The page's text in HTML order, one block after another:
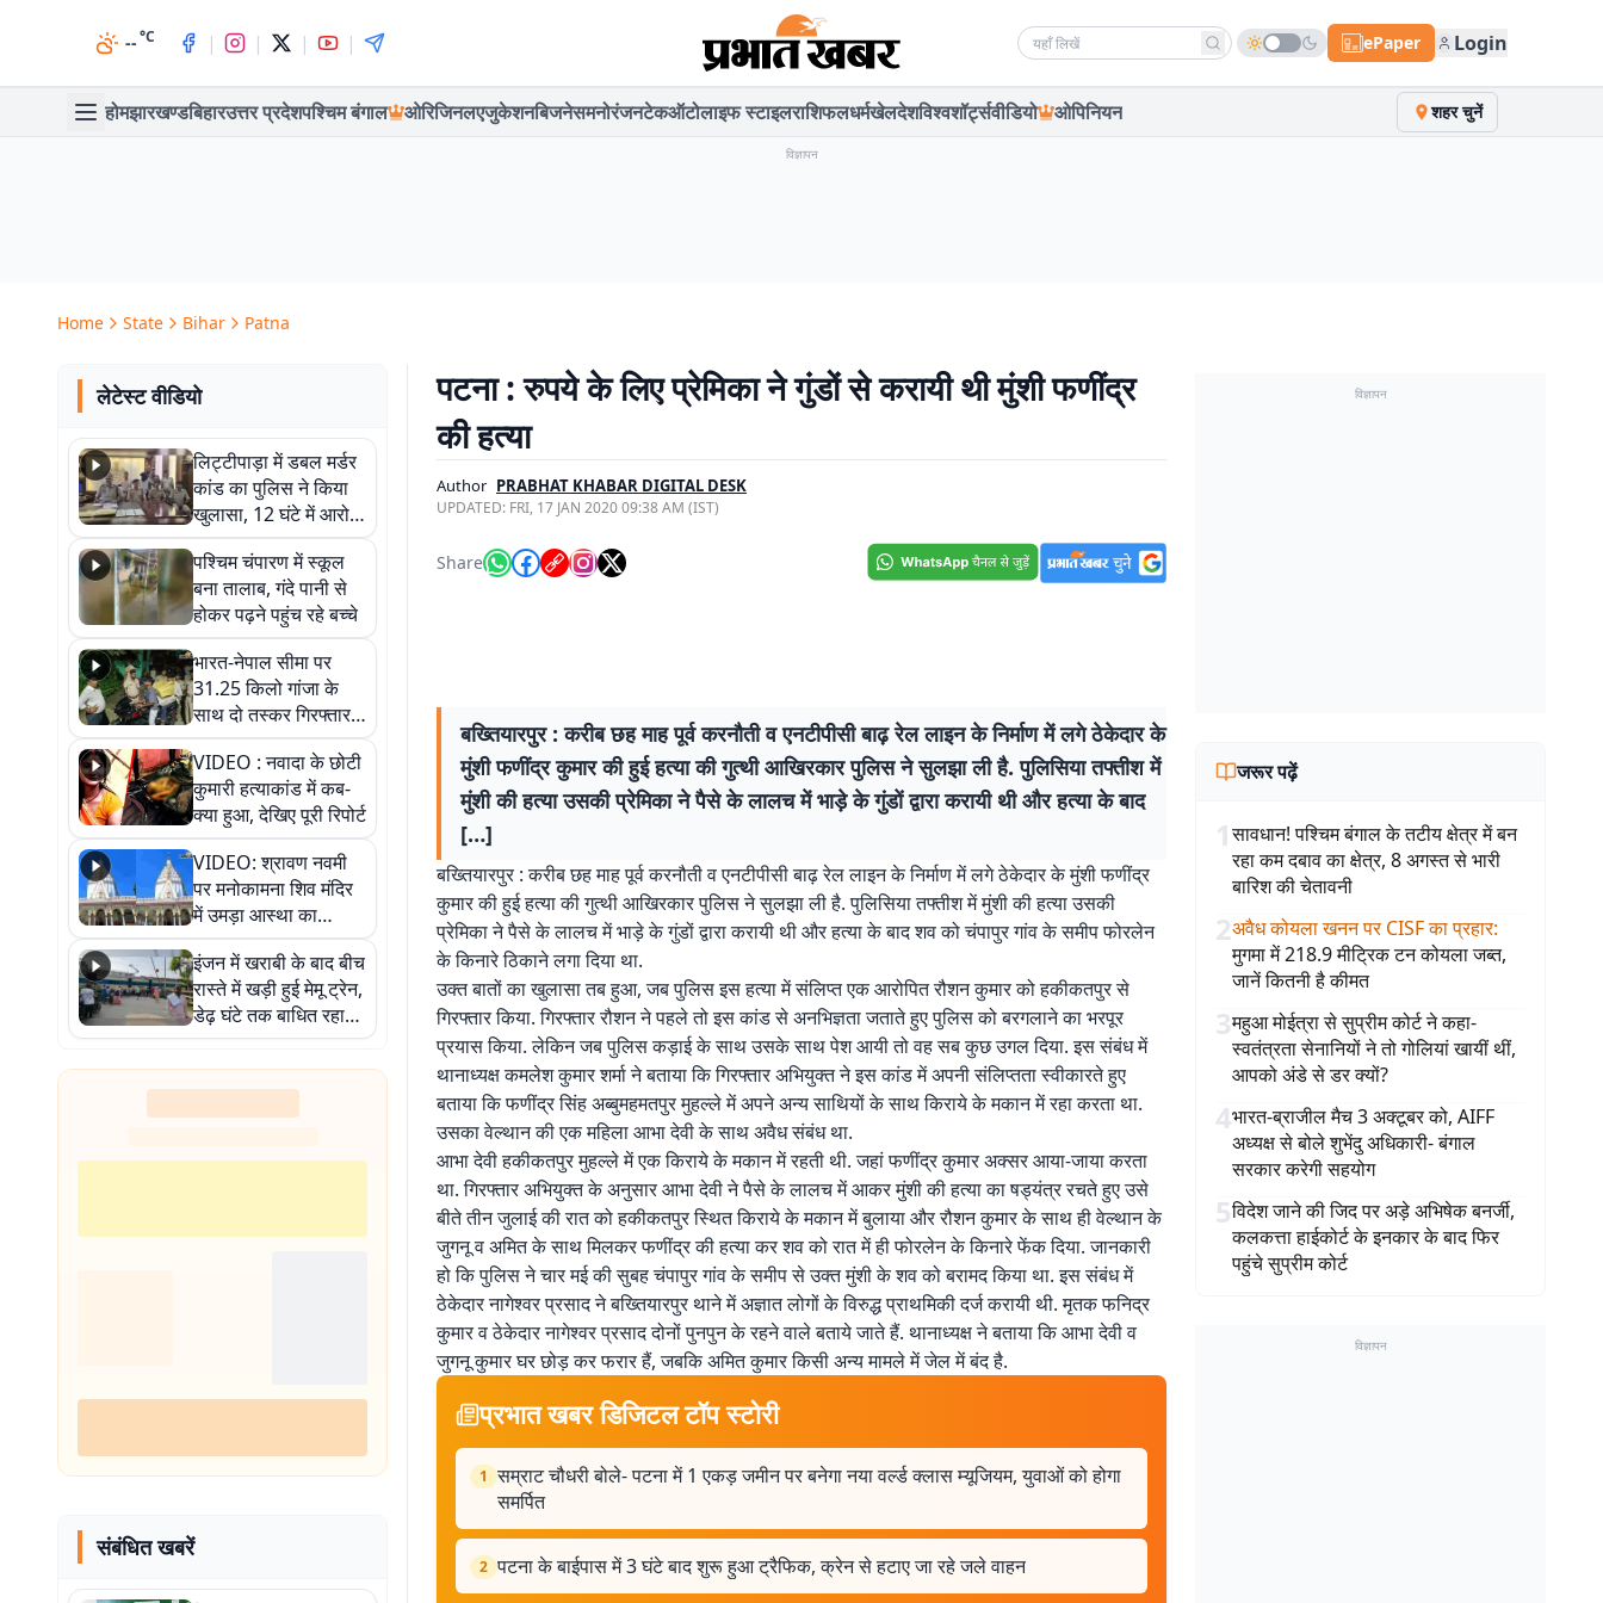
--°C | | | | Search news ePaper Login
होमझारखण्डबिहारउत्तर प्रदेशपश्चिम बंगाल ओरिजिनलएजुकेशनबिजनेसमनोरंजनटेकऑटोलाइफ स्टाइलराशिफलधर्मखेलदेशविश्वशॉर्ट्सवीडियो ओपिनियन शहर चुनें
विज्ञापन
Home State Bihar Patna
लेटेस्ट वीडियो
लिट्टीपाड़ा में डबल मर्डर
कांड का पुलिस ने किया
खुलासा, 12 घंटे में आरोपी
गिरफ्तार
पश्चिम चंपारण में स्कूल
बना तालाब, गंदे पानी से
होकर पढ़ने पहुंच रहे बच्चे
भारत-नेपाल सीमा पर
31.25 किलो गांजा के
साथ दो तस्कर गिरफ्तार,
नेपाली नंबर की बाइक
जब्त
VIDEO : नवादा के छोटी
कुमारी हत्याकांड में कब-
क्या हुआ, देखिए पूरी रिपोर्ट
VIDEO: श्रावण नवमी
पर मनोकामना शिव मंदिर
में उमड़ा आस्था का
सैलाब, हर-हर महादेव के
जयघोष से गूंजा परिसर
इंजन में खराबी के बाद बीच
रास्ते में खड़ी हुई मेमू ट्रेन,
डेढ़ घंटे तक बाधित रहा
आवागमन
संबंधित खबरें
पटना : रुपये के लिए प्रेमिका ने गुंडों से करायी थी मुंशी फणींद्र
की हत्या
Author PRABHAT KHABAR DIGITAL DESK
UPDATED: FRI, 17 JAN 2020 09:38 AM (IST)
Share
बख्तियारपुर : करीब छह माह पूर्व करनौती व एनटीपीसी बाढ़ रेल लाइन के निर्माण में लगे ठेकेदार के
मुंशी फणींद्र कुमार की हुई हत्या की गुत्थी आखिरकार पुलिस ने सुलझा ली है. पुलिसिया तफ्तीश में
मुंशी की हत्या उसकी प्रेमिका ने पैसे के लालच में भाड़े के गुंडों द्वारा करायी थी और हत्या के बाद
[…]
बख्तियारपुर : करीब छह माह पूर्व करनौती व एनटीपीसी बाढ़ रेल लाइन के निर्माण में लगे ठेकेदार के मुंशी फणींद्र
कुमार की हुई हत्या की गुत्थी आखिरकार पुलिस ने सुलझा ली है. पुलिसिया तफ्तीश में मुंशी की हत्या उसकी
प्रेमिका ने पैसे के लालच में भाड़े के गुंडों द्वारा करायी थी और हत्या के बाद शव को चंपापुर गांव के समीप फोरलेन
के किनारे ठिकाने लगा दिया था.
उक्त बातों का खुलासा तब हुआ, जब पुलिस इस हत्या में संलिप्त एक आरोपित रौशन कुमार को हकीकतपुर से
गिरफ्तार किया. गिरफ्तार रौशन ने पहले तो इस कांड से अनभिज्ञता जताते हुए पुलिस को बरगलाने का भरपूर
प्रयास किया. लेकिन जब पुलिस कड़ाई के साथ उसके साथ पेश आयी तो वह सब कुछ उगल दिया. इस संबंध में
थानाध्यक्ष कमलेश कुमार शर्मा ने बताया कि गिरफ्तार अभियुक्त ने इस कांड में अपनी संलिप्तता स्वीकारते हुए
बताया कि फणींद्र सिंह अब्बुमहमतपुर मुहल्ले में अपने अन्य साथियों के साथ किराये के मकान में रहा करता था.
उसका वेल्थान की एक महिला आभा देवी के साथ अवैध संबंध था.
आभा देवी हकीकतपुर मुहल्ले में एक किराये के मकान में रहती थी. जहां फणींद्र कुमार अक्सर आया-जाया करता
था. गिरफ्तार अभियुक्त के अनुसार आभा देवी ने पैसे के लालच में आकर मुंशी की हत्या का षड्यंत्र रचते हुए उसे
बीते तीन जुलाई की रात को हकीकतपुर स्थित किराये के मकान में बुलाया और रौशन कुमार के साथ ही वेल्थान के
जुगनू व अमित के साथ मिलकर फणींद्र की हत्या कर शव को रात में ही फोरलेन के किनारे फेंक दिया. जानकारी
हो कि पुलिस ने चार मई की सुबह चंपापुर गांव के समीप से उक्त मुंशी के शव को बरामद किया था. इस संबंध में
ठेकेदार नागेश्वर प्रसाद ने बख्तियारपुर थाने में अज्ञात लोगों के विरुद्ध प्राथमिकी दर्ज करायी थी. मृतक फनिद्र
कुमार व ठेकेदार नागेश्वर प्रसाद दोनों पुनपुन के रहने वाले बताये जाते हैं. थानाध्यक्ष ने बताया कि आभा देवी व
जुगनू कुमार घर छोड़ कर फरार हैं, जबकि अमित कुमार किसी अन्य मामले में जेल में बंद है.
प्रभात खबर डिजिटल टॉप स्टोरी
1 सम्राट चौधरी बोले- पटना में 1 एकड़ जमीन पर बनेगा नया वर्ल्ड क्लास म्यूजियम, युवाओं को होगा
समर्पित
2 पटना के बाईपास में 3 घंटे बाद शुरू हुआ ट्रैफिक, क्रेन से हटाए जा रहे जले वाहन
विज्ञापन
जरूर पढ़ें
1सावधान! पश्चिम बंगाल के तटीय क्षेत्र में बन
रहा कम दबाव का क्षेत्र, 8 अगस्त से भारी
बारिश की चेतावनी
2अवैध कोयला खनन पर CISF का प्रहार:
मुगमा में 218.9 मीट्रिक टन कोयला जब्त,
जानें कितनी है कीमत
3महुआ मोईत्रा से सुप्रीम कोर्ट ने कहा-
स्वतंत्रता सेनानियों ने तो गोलियां खायीं थीं,
आपको अंडे से डर क्यों?
4भारत-ब्राजील मैच 3 अक्टूबर को, AIFF
अध्यक्ष से बोले शुभेंदु अधिकारी- बंगाल
सरकार करेगी सहयोग
5विदेश जाने की जिद पर अड़े अभिषेक बनर्जी,
कलकत्ता हाईकोर्ट के इनकार के बाद फिर
पहुंचे सुप्रीम कोर्ट
विज्ञापन